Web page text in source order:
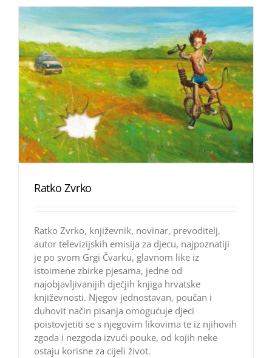
Ratko Zvrko
Ratko Zvrko, književnik, novinar, prevoditelj,
autor televizijskih emisija za djecu, najpoznatiji
je po svom Grgi Čvarku, glavnom like iz
istoimene zbirke pjesama, jedne od
najobjavljivanijih dječjih knjiga hrvatske
književnosti. Njegov jednostavan, poučan i
duhovit način pisanja omogućuje djeci
poistovjetiti se s njegovim likovima te iz njihovih
zgoda i nezgoda izvući pouke, od kojih neke
ostaju korisne za cijeli život.